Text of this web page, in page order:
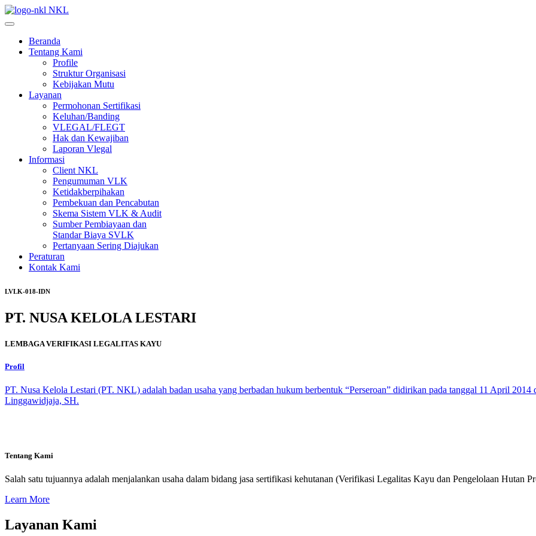
NKL
Beranda
Tentang Kami
Profile
Struktur Organisasi
Kebijakan Mutu
Layanan
Permohonan Sertifikasi
Keluhan/Banding
VLEGAL/FLEGT
Hak dan Kewajiban
Laporan Vlegal
Informasi
Client NKL
Pengumuman VLK
Ketidakberpihakan
Pembekuan dan Pencabutan
Skema Sistem VLK & Audit
Sumber Pembiayaan dan
Standar Biaya SVLK
Pertanyaan Sering Diajukan
Peraturan
Kontak Kami
LVLK-018-IDN
PT. NUSA KELOLA LESTARI
LEMBAGA VERIFIKASI LEGALITAS KAYU
Profil
PT. Nusa Kelola Lestari (PT. NKL) adalah badan usaha yang berbadan hukum berbentuk “Perseroan” didirikan pada tanggal 11 April
Linggawidjaja, SH.
Tentang Kami
Salah satu tujuannya adalah menjalankan usaha dalam bidang jasa sertifikasi kehutanan (Verifikasi Legalitas Kayu dan Pengelolaan Hutan
Learn More
Layanan Kami